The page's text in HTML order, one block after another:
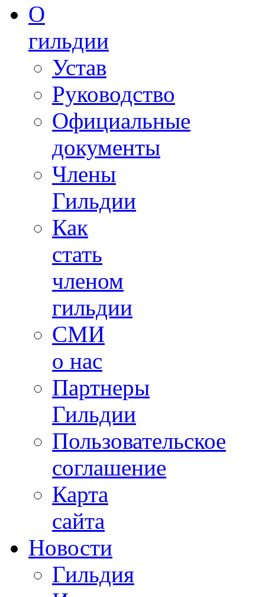
О
гильдии
Устав
Руководство
Официальные
документы
Члены
Гильдии
Как
стать
членом
гильдии
СМИ
о нас
Партнеры
Гильдии
Пользовательское
соглашение
Карта
сайта
Новости
Гильдия